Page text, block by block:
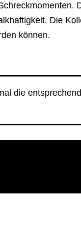
Die
können.
die